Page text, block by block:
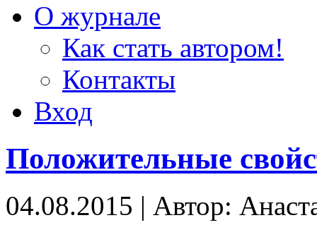
О журнале
Как стать автором!
Контакты
Вход
Положительные
04.08.2015 | Автор: